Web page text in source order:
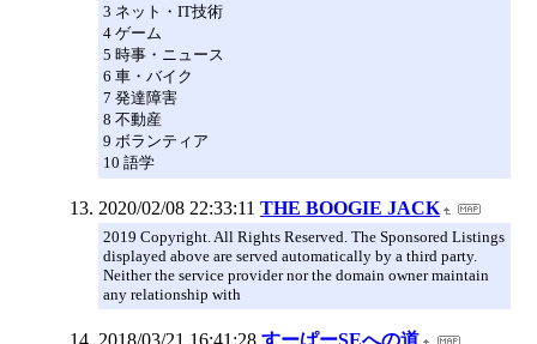
3 ネット・IT技術
4 ゲーム
5 時事・ニュース
6 車・バイク
7 発達障害
8 不動産
9 ボランティア
10 語学
2020/02/08 22:33:11 THE BOOGIE JACK
2019 Copyright. All Rights Reserved. The Sponsored Listings
displayed above are served automatically by a third party.
Neither the service provider nor the domain owner maintain
any relationship with
2018/03/21 16:41:28 すーぱーSEへの道